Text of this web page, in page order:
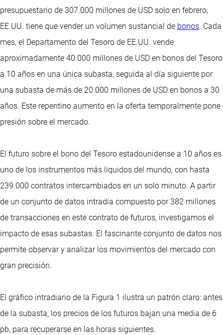
presupuestario de 307.000 millones de USD solo en febrero,
EE.UU. tiene que vender un volumen sustancial de bonos. Cada
mes, el Departamento del Tesoro de EE.UU. vende
aproximadamente 40.000 millones de USD en bonos del Tesoro
a 10 años en una única subasta, seguida al día siguiente por
una subasta de más de 20.000 millones de USD en bonos a 30
años. Este repentino aumento en la oferta temporalmente pone
presión sobre el mercado.
El futuro sobre el bono del Tesoro estadounidense a 10 años es
uno de los instrumentos más líquidos del mundo, con hasta
239.000 contratos intercambiados en un solo minuto. A partir
de un conjunto de datos intradía compuesto por 382 millones
de transacciones en este contrato de futuros, investigamos el
impacto de esas subastas. El fascinante conjunto de datos nos
permite observar y analizar los movimientos del mercado con
gran precisión.
El gráfico intradiario de la Figura 1 ilustra un patrón claro: antes
de la subasta, los precios de los futuros bajan una media de 6
pb, para recuperarse en las horas siguientes.